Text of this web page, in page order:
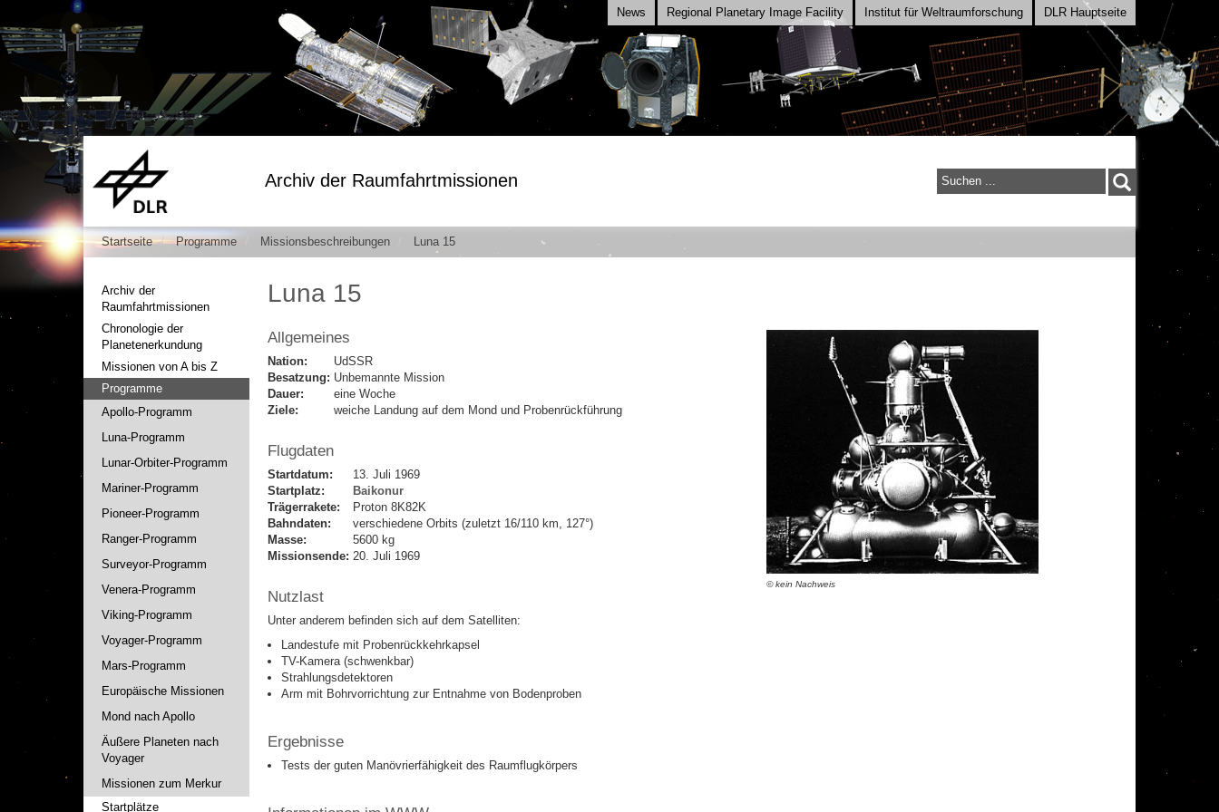
Archiv der Raumfahrtmissionen
Suchen
Startseite Programme Missionsbeschreibungen Luna 15
Archiv der
Raumfahrtmissionen
Chronologie der
Planetenerkundung
Missionen von A bis Z
Programme
Apollo-Programm
Luna-Programm
Lunar-Orbiter-Programm
Mariner-Programm
Pioneer-Programm
Ranger-Programm
Surveyor-Programm
Venera-Programm
Viking-Programm
Voyager-Programm
Mars-Programm
Europäische Missionen
Mond nach Apollo
Äußere Planeten nach
Voyager
Missionen zum Merkur
Startplätze
Luna 15
© kein Nachweis
Allgemeines
Nation:
UdSSR
Besatzung: Unbemannte Mission
Dauer:
eine Woche
Ziele:
weiche Landung auf dem Mond und Probenrückführung
Flugdaten
Startdatum:
13. Juli 1969
Startplatz:
Baikonur
Trägerrakete:
Proton 8K82K
Bahndaten:
verschiedene Orbits (zuletzt 16/110 km, 127°)
Masse:
5600 kg
Missionsende: 20. Juli 1969
Nutzlast
Unter anderem befinden sich auf dem Satelliten:
Landestufe mit Probenrückkehrkapsel
TV-Kamera (schwenkbar)
Strahlungsdetektoren
Arm mit Bohrvorrichtung zur Entnahme von Bodenproben
Ergebnisse
Tests der guten Manövrierfähigkeit des Raumflugkörpers
News Regional Planetary Image Facility Institut für Weltraumforschung DLR Hauptseite